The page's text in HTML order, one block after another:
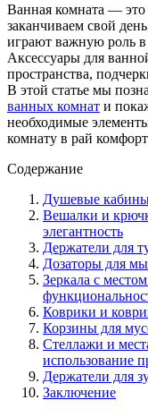
Ванная комната —
заканчиваем свой
играют важную роль
Аксессуары для
пространства,
В этой статье мы
ванных комнат и
необходимые
комнату в рай
Содержание
Душевые
Вешалки и
элегантность
Держатели для
Дозаторы для
Зеркала с
Коврики и
Корзины для
Стеллажи и
использование
Держатели для
Заключение